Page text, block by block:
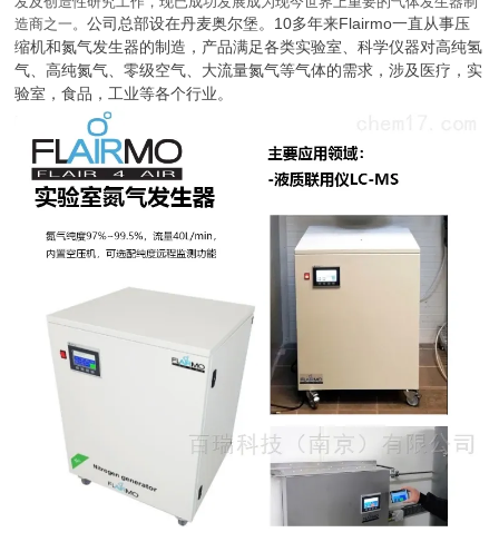
造商之一。公司总部设在丹麦奥尔堡。10多年来Flairmo一直从事压
缩机和氮气发生器的制造，产品满足各类实验室、科学仪器对高纯氢
气、高纯氮气、零级空气、大流量氮气等气体的需求，涉及医疗，实
验室，食品，工业等各个行业。